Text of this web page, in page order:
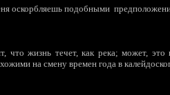
оскорбляешь подобными
что жизнь течет, как река; может,
на смену времен года в